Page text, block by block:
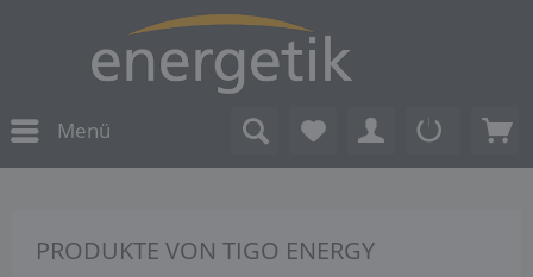
Menü
PRODUKTE VON TIGO ENERGY